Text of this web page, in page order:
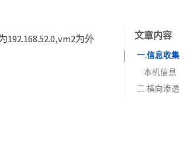
192.168.52.0,vm2为外
文章内容
一.信息收集
本机信息
二.横向渗透